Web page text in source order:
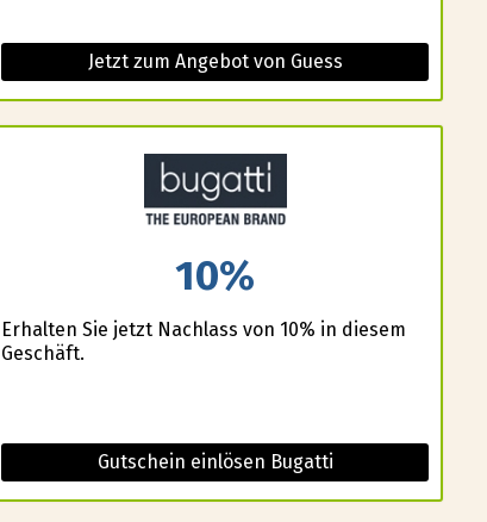
Jetzt zum Angebot von Guess
10%
Erhalten Sie jetzt Nachlass von 10% in diesem
Geschäft.
Gutschein einlösen Bugatti